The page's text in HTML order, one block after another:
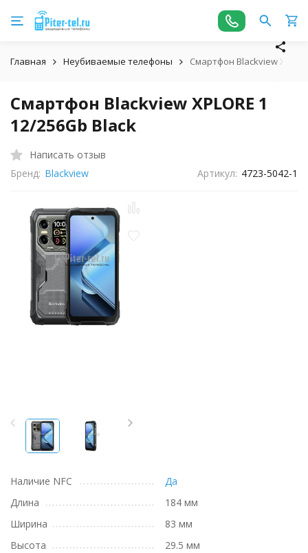
Главная Неубиваемые телефоны Смартфон Blackview
Смартфон Blackview XPLORE 1
12/256Gb Black
Написать отзыв
Бренд: Blackview Артикул: 4723-5042-1
Наличие NFC
Да
Длина
184 мм
Ширина
83 мм
Высота
29.5 мм